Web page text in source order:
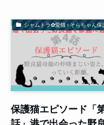
シャムトラ✿愛猫♀そらちゃん保
保護猫エピソード「